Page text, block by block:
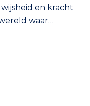
en kracht
waar
raakten, de
haar
schatten die ze